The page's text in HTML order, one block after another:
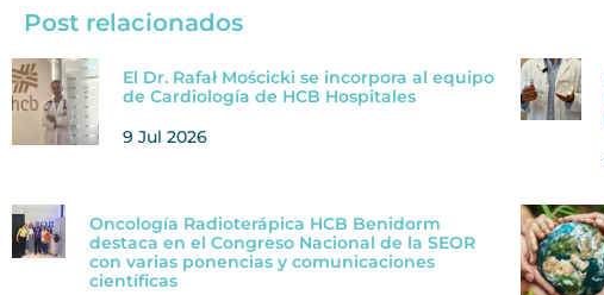
Post relacionados
El Dr. Rafał Mościcki se incorpora al equipo
de Cardiología de HCB Hospitales
9 Jul 2026
Oncología Radioterápica HCB Benidorm
destaca en el Congreso Nacional de la SEOR
con varias ponencias y comunicaciones
científicas